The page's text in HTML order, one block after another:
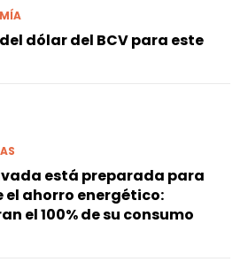
dólar del BCV para este
está preparada para
ahorro energético:
el 100% de su consumo